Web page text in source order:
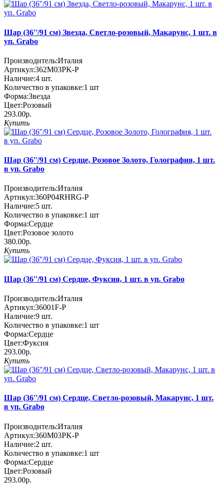
Шар (36''/91 см) Звезда, Светло-розовый, Макарунс, 1 шт. в
уп. Grabo
Производитель:Италия
Артикул:362M03PK-P
Наличие:4 шт.
Количество в упаковке:1 шт
Форма:Звезда
Цвет:Розовый
293.00р.
Купить
Шар (36''/91 см) Сердце, Розовое Золото, Голография, 1 шт.
в уп. Grabo
Производитель:Италия
Артикул:360P04RHRG-P
Наличие:5 шт.
Количество в упаковке:1 шт
Форма:Сердце
Цвет:Розовое золото
380.00р.
Купить
Шар (36''/91 см) Сердце, Фуксия, 1 шт. в уп. Grabo
Производитель:Италия
Артикул:36001F-P
Наличие:9 шт.
Количество в упаковке:1 шт
Форма:Сердце
Цвет:Фуксия
293.00р.
Купить
Шар (36''/91 см) Сердце, Светло-розовый, Макарунс, 1 шт.
в уп. Grabo
Производитель:Италия
Артикул:360M03PK-P
Наличие:2 шт.
Количество в упаковке:1 шт
Форма:Сердце
Цвет:Розовый
293.00р.